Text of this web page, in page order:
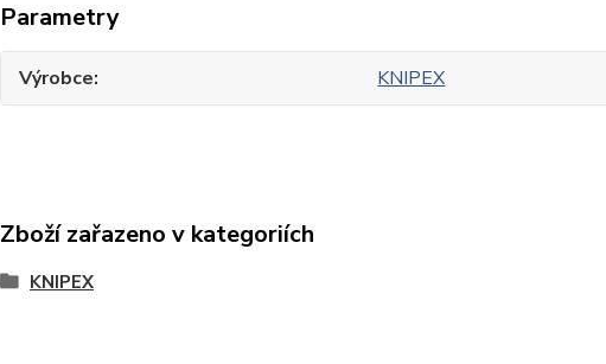
Parametry
Výrobce KNIPEX
Zboží zařazeno v kategoriích
KNIPEX